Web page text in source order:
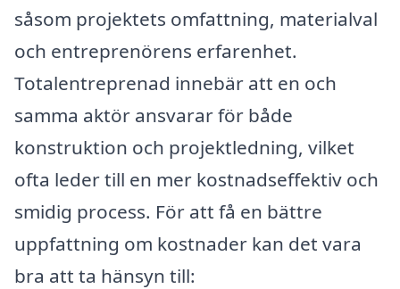
såsom projektets omfattning, materialval
och entreprenörens erfarenhet.
Totalentreprenad innebär att en och
samma aktör ansvarar för både
konstruktion och projektledning, vilket
ofta leder till en mer kostnadseffektiv och
smidig process. För att få en bättre
uppfattning om kostnader kan det vara
bra att ta hänsyn till: